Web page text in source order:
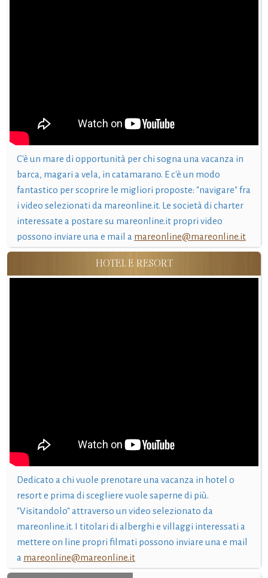
C'è un mare di opportunità per chi sogna una vacanza in
barca, magari a vela, in catamarano. E c'è un modo
fantastico per scoprire le migliori proposte: "navigare" fra
i video selezionati da mareonline.it. Le società di charter
interessate a postare su mareonline.it propri video
possono inviare una e mail a mareonline@mareonline.it
HOTEL E RESORT
Dedicato a chi vuole prenotare una vacanza in hotel o
resort e prima di scegliere vuole saperne di più.
"Visitandolo" attraverso un video selezionato da
mareonline.it. I titolari di alberghi e villaggi interessati a
mettere on line propri filmati possono inviare una e mail
a mareonline@mareonline.it